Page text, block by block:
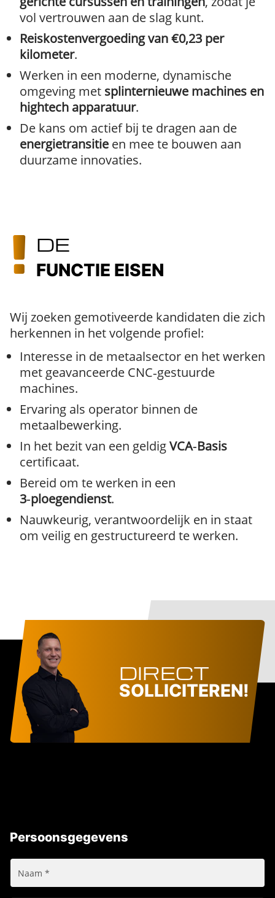
vol vertrouwen aan de slag kunt.
Reiskostenvergoeding van €0,23 per
kilometer.
Werken in een moderne, dynamische
omgeving met splinternieuwe machines en
hightech apparatuur.
De kans om actief bij te dragen aan de
energietransitie en mee te bouwen aan
duurzame innovaties.
DE
FUNCTIE EISEN
Wij zoeken gemotiveerde kandidaten die zich
herkennen in het volgende profiel:
Interesse in de metaalsector en het werken
met geavanceerde CNC‑gestuurde
machines.
Ervaring als operator binnen de
metaalbewerking.
In het bezit van een geldigVCA‑Basis
certificaat.
Bereid om te werken in een
3‑ploegendienst.
Nauwkeurig, verantwoordelijk en in staat
om veilig en gestructureerd te werken.
DIRECT
SOLLICITEREN!
Persoonsgegevens